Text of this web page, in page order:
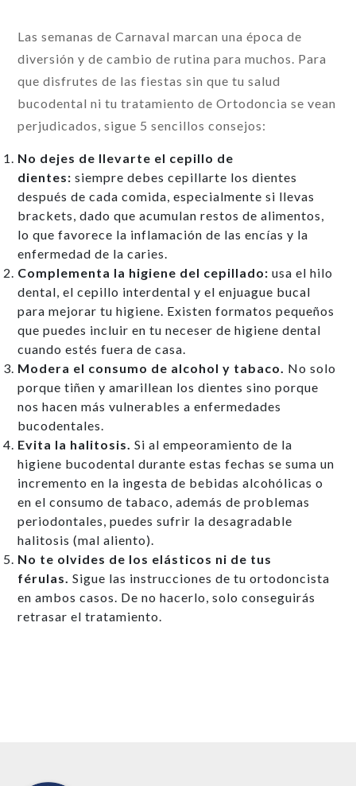
Las semanas de Carnaval marcan una época de
diversión y de cambio de rutina para muchos. Para
que disfrutes de las fiestas sin que tu salud
bucodental ni tu tratamiento de Ortodoncia se vean
perjudicados, sigue 5 sencillos consejos:
No dejes de llevarte el cepillo de
dientes: siempre debes cepillarte los dientes
después de cada comida, especialmente si llevas
brackets, dado que acumulan restos de alimentos,
lo que favorece la inflamación de las encías y la
enfermedad de la caries.
Complementa la higiene del cepillado: usa el hilo
dental, el cepillo interdental y el enjuague bucal
para mejorar tu higiene. Existen formatos pequeños
que puedes incluir en tu neceser de higiene dental
cuando estés fuera de casa.
Modera el consumo de alcohol y tabaco. No solo
porque tiñen y amarillean los dientes sino porque
nos hacen más vulnerables a enfermedades
bucodentales.
Evita la halitosis. Si al empeoramiento de la
higiene bucodental durante estas fechas se suma un
incremento en la ingesta de bebidas alcohólicas o
en el consumo de tabaco, además de problemas
periodontales, puedes sufrir la desagradable
halitosis (mal aliento).
No te olvides de los elásticos ni de tus
férulas. Sigue las instrucciones de tu ortodoncista
en ambos casos. De no hacerlo, solo conseguirás
retrasar el tratamiento.